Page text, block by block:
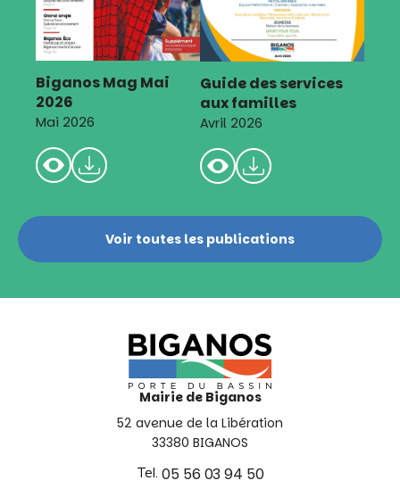
Biganos Mag Mai
2026
Mai 2026
Guide des services
aux familles
Avril 2026
Voir toutes les publications
Mairie de Biganos
52 avenue de la Libération
33380 BIGANOS
Tel. 05 56 03 94 50